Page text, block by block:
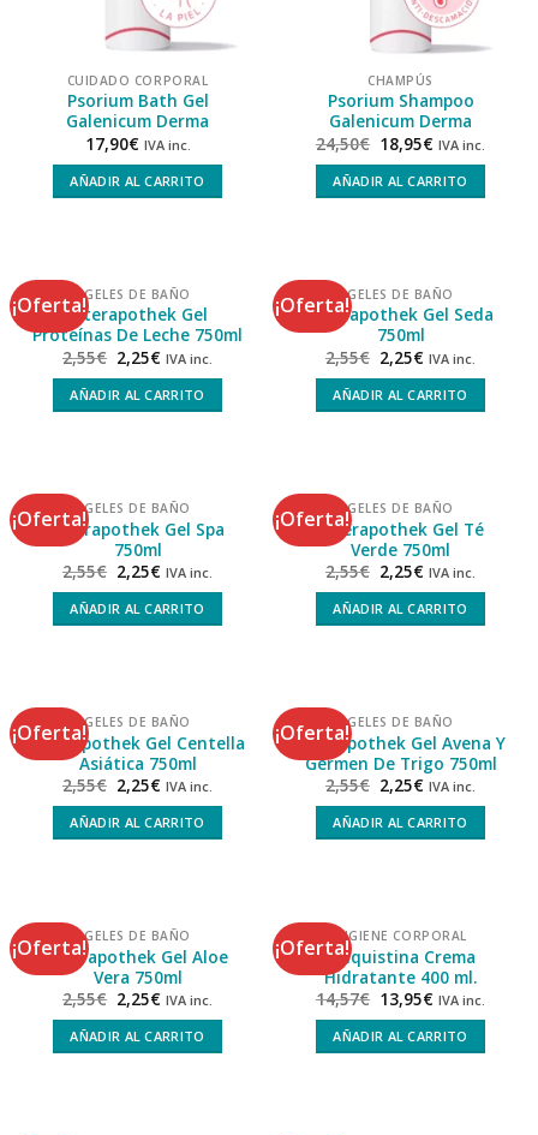
CUIDADO CORPORAL
Psorium Bath Gel
Galenicum Derma
17,90€ IVA inc.
AÑADIR AL CARRITO
CHAMPÚS
Psorium Shampoo
Galenicum Derma
24,50€ 18,95€ IVA inc.
AÑADIR AL CARRITO
¡Oferta!GELES DE BAÑO
Interapothek Gel
Proteínas De Leche 750ml
2,55€ 2,25€ IVA inc.
AÑADIR AL CARRITO
¡Oferta!GELES DE BAÑO
Interapothek Gel Seda
750ml
2,55€ 2,25€ IVA inc.
AÑADIR AL CARRITO
¡Oferta!GELES DE BAÑO
Interapothek Gel Spa
750ml
2,55€ 2,25€ IVA inc.
AÑADIR AL CARRITO
¡Oferta!GELES DE BAÑO
Interapothek Gel Té
Verde 750ml
2,55€ 2,25€ IVA inc.
AÑADIR AL CARRITO
¡Oferta!GELES DE BAÑO
Interapothek Gel Centella
Asiática 750ml
2,55€ 2,25€ IVA inc.
AÑADIR AL CARRITO
¡Oferta!GELES DE BAÑO
Interapothek Gel Avena Y
Germen De Trigo 750ml
2,55€ 2,25€ IVA inc.
AÑADIR AL CARRITO
¡Oferta!GELES DE BAÑO
Interapothek Gel Aloe
Vera 750ml
2,55€ 2,25€ IVA inc.
AÑADIR AL CARRITO
¡Oferta!HIGIENE CORPORAL
Talquistina Crema
Hidratante 400 ml.
14,57€ 13,95€ IVA inc.
AÑADIR AL CARRITO